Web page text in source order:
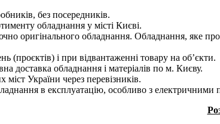
без посередників.
обладнання у місті Києві.
оригінального обладнання. Обладнання, яке
(проєктів) і при відвантаженні товару на об’єкти.
доставка обладнання і матеріалів по м. Києву.
України через перевізників.
в експлуатацію, особливо з